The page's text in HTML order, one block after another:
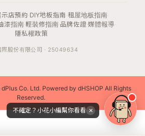
示店預約·DIY地板指南 ·租屋地板指南·
漆指南·輕裝修指南·品牌佐證·媒體報導·
隱私權政策
際股份有限公司 · 25049634
Co. Ltd. Powered by dHSHOP All Rights
Reserved.
不確定？小花小編幫你看看 ✕